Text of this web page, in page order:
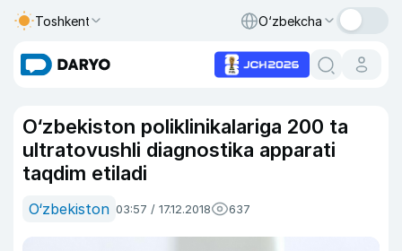
Toshkent O‘zbekcha
O‘zbekiston poliklinikalariga 200 ta
ultratovushli diagnostika apparati
taqdim etiladi
O‘zbekiston 03:57 / 17.12.2018 637